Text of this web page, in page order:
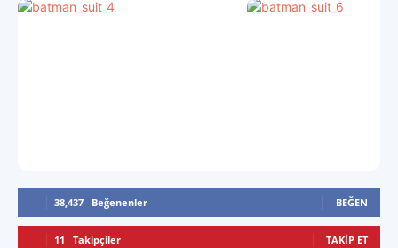
İlham
38,437 Beğenenler BEĞEN
11 Takipçiler
TAKIP ET